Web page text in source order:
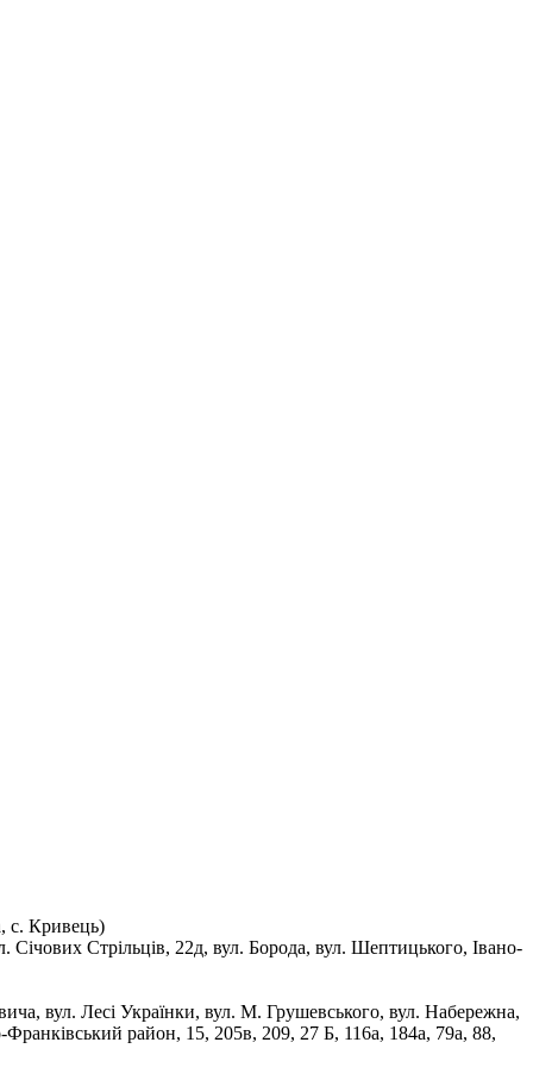
с. Кривець)
Стрільців, 22д, вул. Борода, вул. Шептицького, Івано-
вул. Лесі Українки, вул. М. Грушевського, вул. Набережна,
район, 15, 205в, 209, 27 Б, 116а, 184а, 79а, 88,